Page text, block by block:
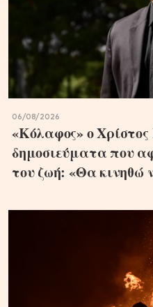
06/08/2026
«Κόλαφος» ο
δημοσιεύματα που
του ζωή: «Θα κινηθώ